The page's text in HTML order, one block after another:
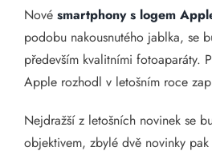
Nové smartphony s logem
podobu nakousnutého jablka, se
především kvalitními fotoaparáty.
Apple rozhodl v letošním roce
Nejdražší z letošních novinek se
objektivem, zbylé dvě novinky